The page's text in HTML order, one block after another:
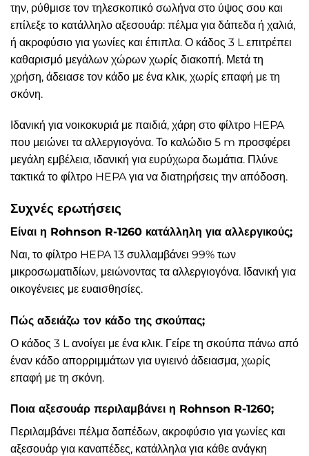
την, ρύθμισε τον τηλεσκοπικό σωλήνα στο ύψος σου και
επίλεξε το κατάλληλο αξεσουάρ: πέλμα για δάπεδα ή χαλιά,
ή ακροφύσιο για γωνίες και έπιπλα. Ο κάδος 3 L επιτρέπει
καθαρισμό μεγάλων χώρων χωρίς διακοπή. Μετά τη
χρήση, άδειασε τον κάδο με ένα κλικ, χωρίς επαφή με τη
σκόνη.
Ιδανική για νοικοκυριά με παιδιά, χάρη στο φίλτρο HEPA
που μειώνει τα αλλεργιογόνα. Το καλώδιο 5 m προσφέρει
μεγάλη εμβέλεια, ιδανική για ευρύχωρα δωμάτια. Πλύνε
τακτικά το φίλτρο HEPA για να διατηρήσεις την απόδοση.
Συχνές ερωτήσεις
Είναι η Rohnson R-1260 κατάλληλη για αλλεργικούς;
Ναι, το φίλτρο HEPA 13 συλλαμβάνει 99% των
μικροσωματιδίων, μειώνοντας τα αλλεργιογόνα. Ιδανική για
οικογένειες με ευαισθησίες.
Πώς αδειάζω τον κάδο της σκούπας;
Ο κάδος 3 L ανοίγει με ένα κλικ. Γείρε τη σκούπα πάνω από
έναν κάδο απορριμμάτων για υγιεινό άδειασμα, χωρίς
επαφή με τη σκόνη.
Ποια αξεσουάρ περιλαμβάνει η Rohnson R-1260;
Περιλαμβάνει πέλμα δαπέδων, ακροφύσιο για γωνίες και
αξεσουάρ για καναπέδες, κατάλληλα για κάθε ανάγκη